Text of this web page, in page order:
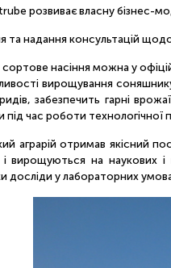
розвиває власну бізнес-
та надання консультацій
насіння можна у
вирощування соняшнику
забезпечить гарні
час роботи технологічної
аграрій отримав якісний
вирощуються на наукових і
досліди у лабораторних